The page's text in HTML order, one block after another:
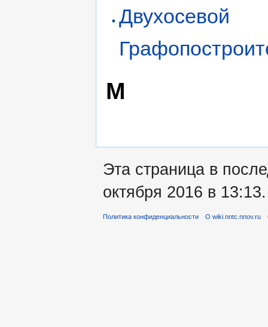
Двухосевой
М
Эта страница в
октября 2016 в 13:13.
Политика конфиденциальности О wiki.nntc.nnov.ru